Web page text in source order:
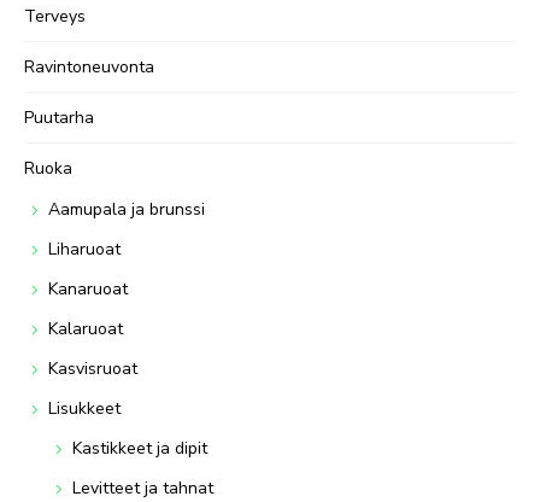
Terveys
Ravintoneuvonta
Puutarha
Ruoka
Aamupala ja brunssi
Liharuoat
Kanaruoat
Kalaruoat
Kasvisruoat
Lisukkeet
Kastikkeet ja dipit
Levitteet ja tahnat